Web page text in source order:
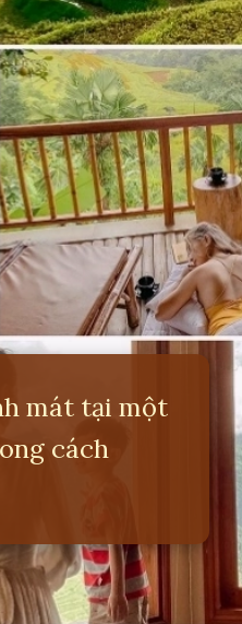
mát tại một
cách